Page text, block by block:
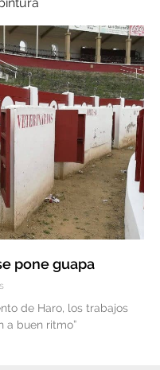
pone guapa
de Haro, los trabajos
a buen ritmo”